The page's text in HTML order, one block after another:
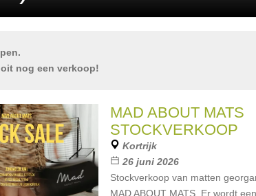
nog een verkoop!
MAD ABOUT MATS
STOCKVERKOOP
Kortrijk
26 juni 2026
Stockverkoop van matten
MAD ABOUT MATS. Er wordt